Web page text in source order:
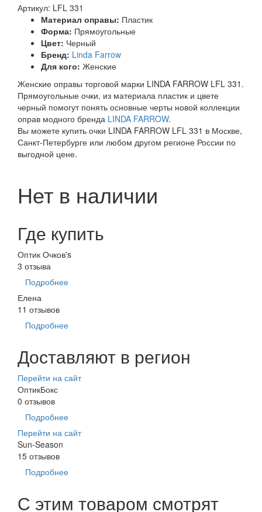
Артикул: LFL 331
Материал оправы: Пластик
Форма: Прямоугольные
Цвет: Черный
Бренд: Linda Farrow
Для кого: Женские
Женские оправы торговой марки LINDA FARROW LFL 331.
Прямоугольные очки, из материала пластик и цвете
черный помогут понять основные черты новой коллекции
оправ модного бренда LINDA FARROW.
Вы можете купить очки LINDA FARROW LFL 331 в Москве,
Санкт-Петербурге или любом другом регионе России по
выгодной цене.
Нет в наличии
Где купить
Оптик Очков's
3 отзыва
Подробнее
Елена
11 отзывов
Подробнее
Доставляют в регион
Перейти на сайт
ОптикБокс
0 отзывов
Подробнее
Перейти на сайт
Sun-Season
15 отзывов
Подробнее
С этим товаром смотрят